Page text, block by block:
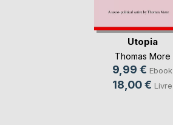
Utopia
Thomas More
9,99 € Ebook
18,00 € Livre